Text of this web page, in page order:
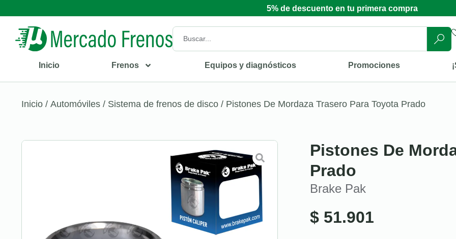
5% de descuento en tu primera compra
Inicio Frenos Equipos y diagnósticos Promociones
Inicio / Automóviles / Sistema de frenos de disco / Pistones De Mordaza Trasero Para Toyota Prado
Pistones De
Prado
Brake Pak
$ 51.901